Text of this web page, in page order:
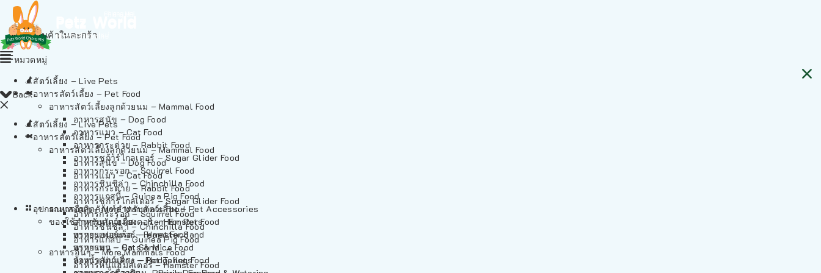
ไม่มีสินค้าในตะกร้า
Back
สัตว์เลี้ยง – Live Pets
อาหารสัตว์เลี้ยง – Pet Food
อาหารสัตว์เลี้ยงลูกด้วยนม – Mammal Food
อาหารสุนัข – Dog Food
อาหารแมว – Cat Food
อาหารกระต่าย – Rabbit Food
อาหารชูก้าร์ไกลเดอร์ – Sugar Glider Food
อาหารกระรอก – Squirrel Food
อาหารชินชิล่า – Chinchilla Food
อาหารแกสบี้ – Guinea Pig Food
อาหารอื่นๆ – More Mammals Food
อาหารหนูแฮมสเตอร์ – Hamster Food
หมวดหมู่
สัตว์เลี้ยง – Live Pets
อาหารสัตว์เลี้ยง – Pet Food
อาหารสัตว์เลี้ยงลูกด้วยนม – Mammal Food
อาหารสุนัข – Dog Food
อาหารแมว – Cat Food
อาหารกระต่าย – Rabbit Food
อาหารชูก้าร์ไกลเดอร์ – Sugar Glider Food
อาหารกระรอก – Squirrel Food
อาหารชินชิล่า – Chinchilla Food
อาหารแกสบี้ – Guinea Pig Food
อาหารอื่นๆ – More Mammals Food
อาหารหนูแฮมสเตอร์ – Hamster Food
อาหารเฟอร์เร็ต – Ferret Food
อาหารหนู – Rats & Mice Food
อาหารเม่นแคระ – Hedgehog Food
อุปกรณและผลิตภัณฑ์สำหรับสัตว์เลี้ยง – Pet Accessories
ของใช้สำหรับสัตว์เลี้ยง – Item For Pets
ทรายแฮมสเตอร์ – Hamster Sand
ทรายแมว – Cat Sand
ห้องน้ำสัตว์เลี้ยง – Pet Toilets